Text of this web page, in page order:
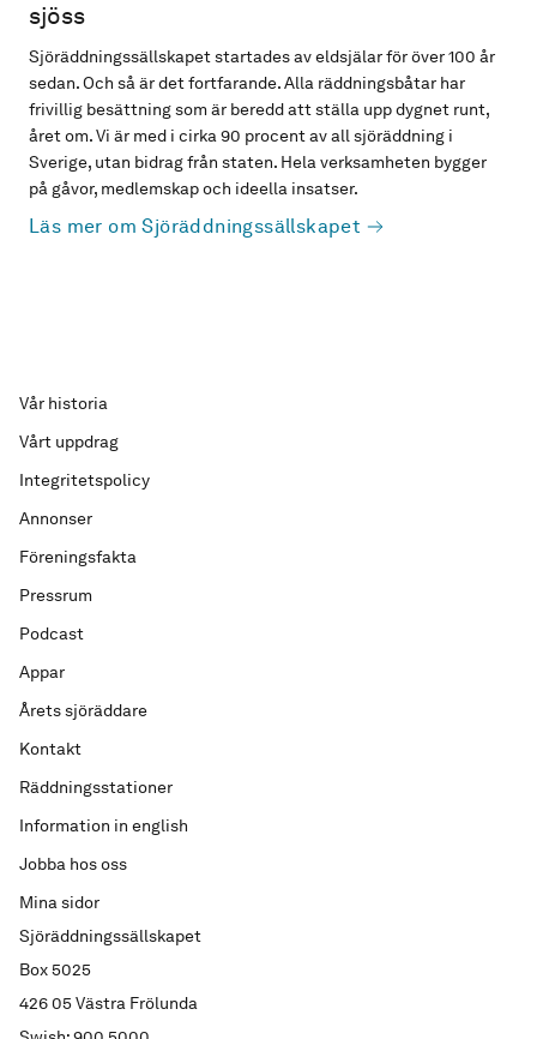
sjöss
Sjöräddningssällskapet startades av eldsjälar för över 100 år
sedan. Och så är det fortfarande. Alla räddningsbåtar har
frivillig besättning som är beredd att ställa upp dygnet runt,
året om. Vi är med i cirka 90 procent av all sjöräddning i
Sverige, utan bidrag från staten. Hela verksamheten bygger
på gåvor, medlemskap och ideella insatser.
Läs mer om Sjöräddningssällskapet
Sjöräddningssällskapet
Box 5025
426 05 Västra Frölunda
Vår historia
Vårt uppdrag
Integritetspolicy
Annonser
Föreningsfakta
Pressrum
Podcast
Appar
Årets sjöräddare
Kontakt
Räddningsstationer
Information in english
Jobba hos oss
Mina sidor